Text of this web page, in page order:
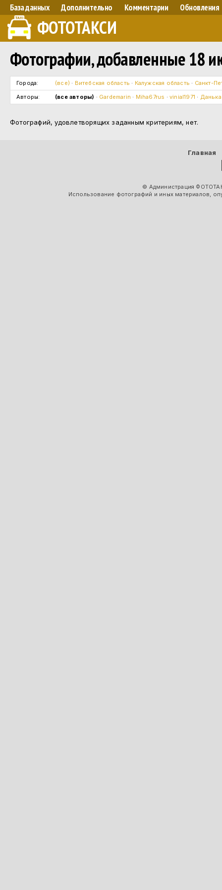
База данных Дополнительно Комментарии Обновления
ФОТОТАКСИ
Фотографии, добавленные 18
Города: (все) · Витебская область · Калужская область · Санкт-
Авторы:
(все авторы) · Gardemarin · Miha67rus ·vinial1971 · Данька
Фотографий, удовлетворящих заданным критериям, нет.
Главная
© Администрация
Использование фотографий и иных материалов,